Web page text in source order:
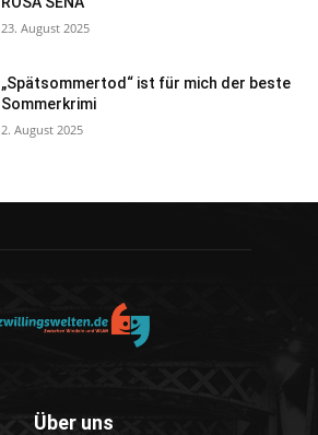
23. August 2025
„Spätsommertod“ ist für mich der beste
Sommerkrimi
2. August 2025
Über uns